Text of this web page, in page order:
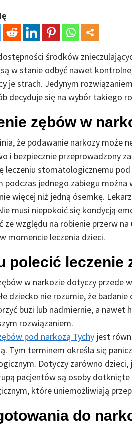
środków
w stanie odbyć nawet
je strach. Jedynym
decyduje się na wybór takiego
zębów w
że podawanie narkozy może
i bezpiecznie przeprowadzony
leczeniu stomatologicznemu
podczas jednego zabiegu można
więcej niż jedną ósemkę.
musi niepokoić się kondycją
ze względu na robienie przerw
momencie leczenia dzieci.
polecić leczenie
w narkozie dotyczy przede
dziecko nie rozumie, że
buzi lub nadmiernie, a nawet
rozwiązaniem.
pod narkozą Tychy jest
Tym terminem określa się
Dotyczy zarówno dzieci,
pacjentów są osoby
które uniemożliwiają
do